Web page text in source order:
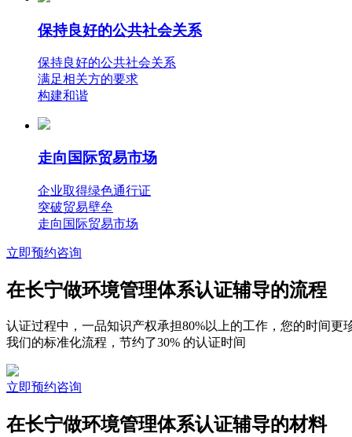
保持良好的公共社会关系
保持良好的公共社会关系
满足相关方的要求
构建和谐
走向国际贸易市场
企业取得绿色通行证
突破贸易壁垒
走向国际贸易市场
立即预约咨询
在长宁做环境管理体系认证辅导的流程
认证过程中，一品知识产权承担80%以上的工作，您的时间更
我们的标准化流程，节约了30% 的认证时间
立即预约咨询
在长宁做环境管理体系认证辅导的材料